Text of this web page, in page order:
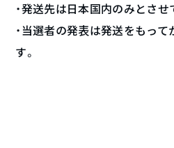
・発送先は日本国内のみとさせ
・当選者の発表は発送をもっ
す。